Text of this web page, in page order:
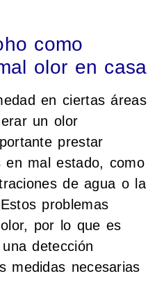
como
olor en casa
en ciertas áreas
un olor
prestar
en mal estado, como
de agua o la
problemas
por lo que es
detección
medidas necesarias